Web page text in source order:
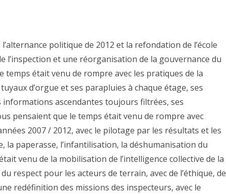
politique de 2012 et la refondation de l’école
l’inspection et une réorganisation de la gouvernance du
temps était venu de rompre avec les pratiques de la
d’orgue et ses parapluies à chaque étage, ses
ascendantes toujours filtrées, ses
pensaient que le temps était venu de rompre avec
2007 / 2012, avec le pilotage par les résultats et les
la paperasse, l’infantilisation, la déshumanisation du
venu de la mobilisation de l’intelligence collective de la
respect pour les acteurs de terrain, avec de l’éthique, de
redéfinition des missions des inspecteurs, avec le